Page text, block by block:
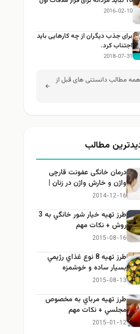
2016-02-10
برای جذب دیگران از چه کارهایی باید
اجتناب کرد.
2018-07-31
مطالب دانستنی های قبل از
مطالب
درمان خانگی عفونت قارچی
واژن و خارش واژن در زنان |
راهنمای کامل، ایمن و کاربردی
2014-12-16
طرز تهيه خیار شور خانگي به 3
روش + نكات مهم
2015-08-16
طرز تهيه 8 نوع غذاي رژيمي
بسيار ساده و خوشمزه
2015-08-13
طرز تهيه مرباي به مخصوص
مجلسي + نكات مهم
2015-01-12